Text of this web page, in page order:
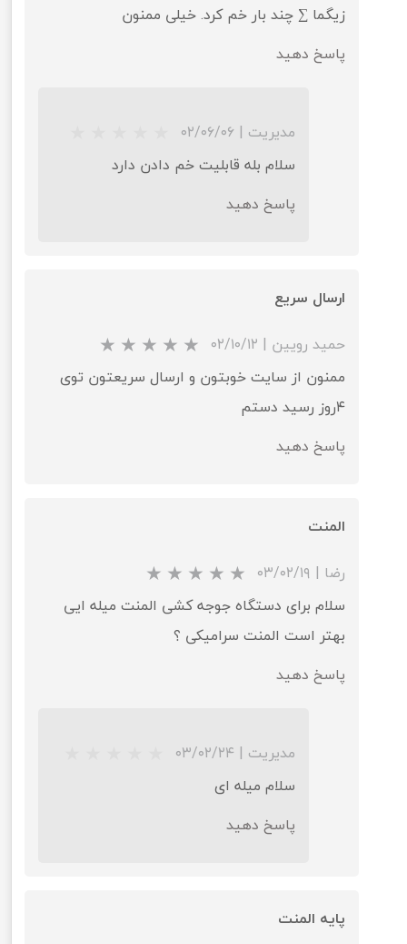
★★★★★
★★★
زیگما ∑ چند بار خم کرد. خیلی ممنون
پاسخ دهید
مدیریت | ۰۲/۰۶/۰۶
سلام بله قابلیت خم دادن دارد
پاسخ دهید
ارسال سریع
حمید رویین | ۰۲/۱۰/۱۲
ممنون از سایت خوبتون و ارسال سریعتون توی
۴روز رسید دستم
پاسخ دهید
المنت
رضا | ۰۳/۰۲/۱۹
سلام برای دستگاه جوجه کشی المنت میله ایی
بهتر است المنت سرامیکی ؟
پاسخ دهید
مدیریت | ۰۳/۰۲/۲۴
سلام میله ای
پاسخ دهید
پایه المنت